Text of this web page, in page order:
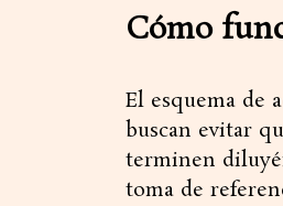
​Cómo
​El esquema de
buscan evitar
terminen
toma de